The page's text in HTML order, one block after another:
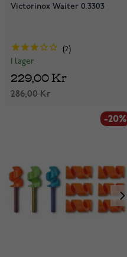
Victorinox Waiter 0.3303
2
I lager
286,00 Kr
229,00 Kr
-20%